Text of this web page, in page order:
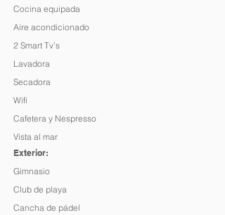
Cocina equipada
Aire acondicionado
2 Smart Tv’s
Lavadora
Secadora
Wifi
Cafetera y Nespresso
Vista al mar
Exterior:
Gimnasio
Club de playa
Cancha de pádel